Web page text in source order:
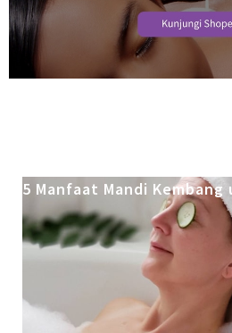
5 Manfaat Mandi